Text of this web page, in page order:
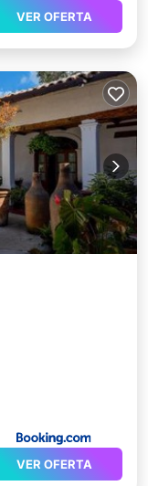
VER OFERTA
VER OFERTA